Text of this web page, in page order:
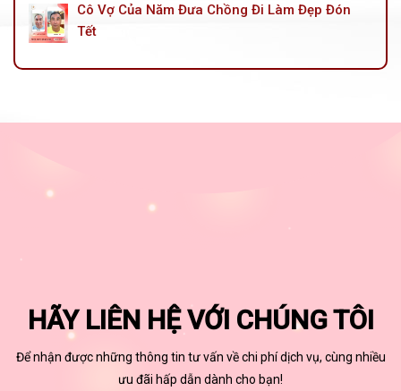
Cô Vợ Của Năm Đưa Chồng Đi Làm Đẹp Đón
Tết
HÃY LIÊN HỆ VỚI CHÚNG TÔI
Để nhận được những thông tin tư vấn về chi phí dịch vụ, cùng nhiều
ưu đãi hấp dẫn dành cho bạn!